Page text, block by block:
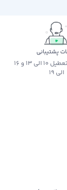
پشتیبانی
روزهای غیر تعطیل 10 الی 13 و 16
الی 19